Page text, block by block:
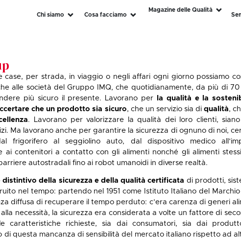
Chi siamo Cosa facciamo
Magazine delle Qualità
case, per strada, in viaggio o negli affari ogni giorno possiamo
alle società del Gruppo IMQ, che quotidianamente, da più di
più sicuro il presente. Lavorano per
la qualità e la
che un prodotto sia sicuro, che un servizio sia di qualità,
. Lavorano per valorizzare la qualità dei loro clienti,
Ma lavorano anche per garantire la sicurezza di ognuno di noi,
frigorifero al seggiolino auto, dal dispositivo medico
ai contenitori a contatto con gli alimenti nonché gli alimenti
autostradali fino ai robot umanoidi in diverse realtà.
distintivo della sicurezza e della qualità certificata di prodotti,
nel tempo: partendo nel 1951 come Istituto Italiano del
diffusa di recuperare il tempo perduto: c’era carenza di generi
necessità, la sicurezza era considerata a volte un fattore di
caratteristiche richieste, sia dai consumatori, sia dai
di questa mancanza di sensibilità del mercato italiano rispetto ad